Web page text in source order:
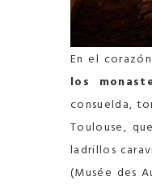
En el
los
consuelda,
Toulouse,
ladrillos
(Musée des